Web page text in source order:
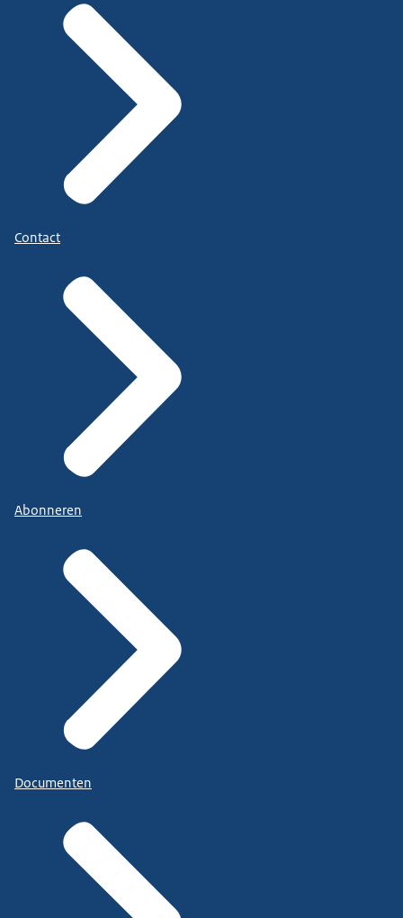
Contact
Abonneren
Documenten